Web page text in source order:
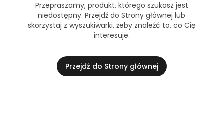
Przepraszamy, produkt, którego szukasz jest
niedostępny. Przejdź do Strony głównej lub
skorzystaj z wyszukiwarki, żeby znaleźć to, co Cię
interesuje.
Przejdź do Strony głównej